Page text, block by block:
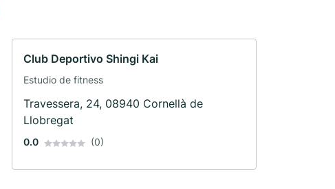
Club Deportivo Shingi Kai
Estudio de fitness
Travessera, 24, 08940 Cornellà de
Llobregat
0.0 (0)